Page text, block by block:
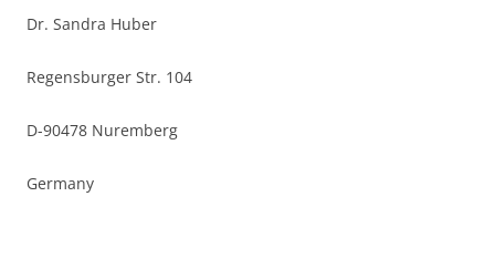
Dr. Sandra Huber
Regensburger Str. 104
D-90478 Nuremberg
Germany